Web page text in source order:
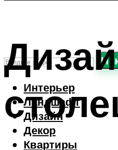
Интерьер
Ландшафт
Дизайн
Декор
Квартиры